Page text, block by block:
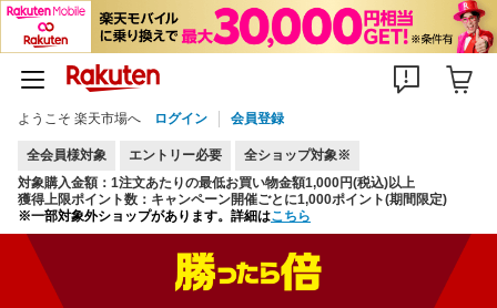
ようこそ 楽天市場へ ログイン 会員登録
全会員様対象 エントリー必要
全ショップ対象※
対象購入金額：1注文あたりの最低お買い物金額1,000円(税込)以上
獲得上限ポイント数：キャンペーン開催ごとに1,000ポイント(期間限定)
※一部対象外ショップがあります。詳細はこちら